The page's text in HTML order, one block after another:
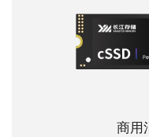
商用